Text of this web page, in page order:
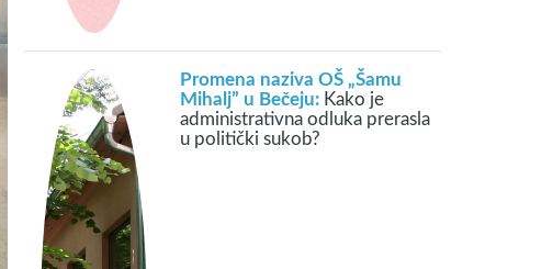
Promena naziva OŠ „Šamu
Mihalj” u Bečeju: Kako je
administrativna odluka prerasla
u politički sukob?